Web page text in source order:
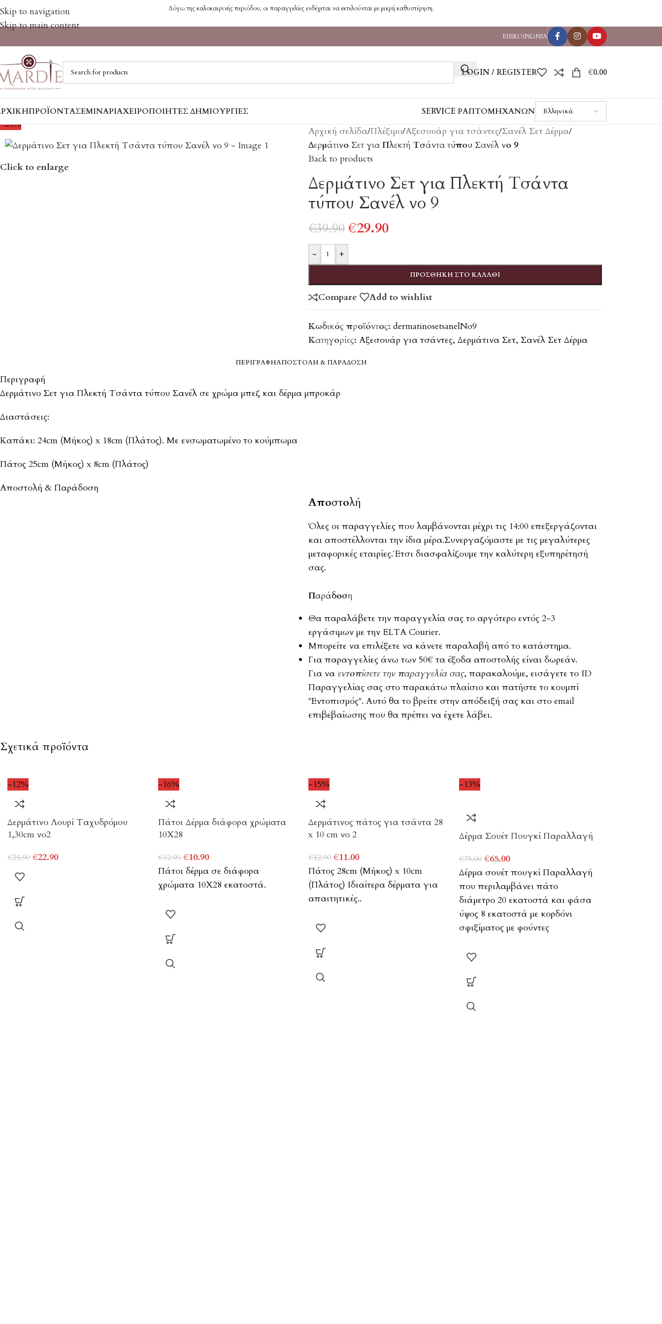
Skip to navigation
Skip to main content
Λόγω της καλοκαιρινής περιόδου, οι παραγγελίες ενδέχεται να εκτελούνται με μικρή καθυστέρηση.
ΕΠΙΚΟΙΝΩΝΊΑ
LOGIN / REGISTER €0.00
ΠΡΟΪΌΝΤΑΣΕΜΙΝΆΡΙΑΧΕΙΡΟΠΟΊΗΤΕΣ ΔΗΜΙΟΥΡΓΊΕΣ SERVICE ΡΑΠΤΟΜΗΧΑΝΏΝ
-25%
Click to enlarge
Αρχική σελίδα/Πλέξιμο/Αξεσουάρ για τσάντες/Σανέλ Σετ Δέρμα/
Δερμάτινο Σετ για Πλεκτή Τσάντα τύπου Σανέλ νο 9
Back to products
Δερμάτινο Σετ για Πλεκτή Τσάντα
τύπου Σανέλ νο 9
€39.90 €29.90
- +
ΠΡΟΣΘΉΚΗ ΣΤΟ ΚΑΛΆΘΙ
Compare Add to wishlist
Κωδικός προϊόντος: dermatinosetsanelNo9
Κατηγορίες: Αξεσουάρ για τσάντες, Δερμάτινα Σετ, Σανέλ Σετ Δέρμα
ΠΕΡΙΓΡΑΦΉΑΠΟΣΤΟΛΉ & ΠΑΡΆΔΟΣΗ
Περιγραφή
Δερμάτινο Σετ για Πλεκτή Τσάντα τύπου Σανέλ σε χρώμα μπεζ και δέρμα μπροκάρ
Διαστάσεις:
Καπάκι: 24cm (Μήκος) x 18cm (Πλάτος). Με ενσωματωμένο το κούμπωμα
Πάτος 25cm (Μήκος) x 8cm (Πλάτος)
Αποστολή & Παράδοση
Αποστολή
Όλες οι παραγγελίες που λαμβάνονται μέχρι τις 14:00 επεξεργάζονται
και αποστέλλονται την ίδια μέρα.Συνεργαζόμαστε με τις μεγαλύτερες
μεταφορικές εταιρίες.Έτσι διασφαλίζουμε την καλύτερη εξυπηρέτησή
σας.
Παράδοση
Θα παραλάβετε την παραγγελία σας το αργότερο εντός 2-3
εργάσιμων με την ELTA Courier.
Μπορείτε να επιλέξετε να κάνετε παραλαβή από το κατάστημα.
Για παραγγελίες άνω των 50€ τα έξοδα αποστολής είναι δωρεάν.
Για να εντοπίσετε την παραγγελία σας, παρακαλούμε, εισάγετε το ID
Παραγγελίας σας στο παρακάτω πλαίσιο και πατήστε το κουμπί
"Εντοπισμός". Αυτό θα το βρείτε στην απόδειξή σας και στο email
επιβεβαίωσης που θα πρέπει να έχετε λάβει.
Σχετικά προϊόντα
-12%
Δερμάτινο Λουρί Ταχυδρόμου
1,30cm νο2
€25.90 €22.90
-16%
Πάτοι Δέρμα διάφορα χρώματα
10Χ28
€12.90 €10.90
Πάτοι δέρμα σε διάφορα
χρώματα 10Χ28 εκατοστά.
-15%
Δερμάτινος πάτος για τσάντα 28
x 10 cm νο 2
€12.90 €11.00
Πάτος 28cm (Μήκος) x 10cm
(Πλάτος) Ιδιαίτερα δέρματα για
απαιτητικές..
-13%
Δέρμα Σουέτ Πουγκί Παραλλαγή
€75.00 €65.00
Δέρμα σουέτ πουγκί Παραλλαγή
που περιλαμβάνει πάτο
διάμετρο 20 εκατοστά και φάσα
ύψος 8 εκατοστά με κορδόνι
σφιξίματος με φούντες